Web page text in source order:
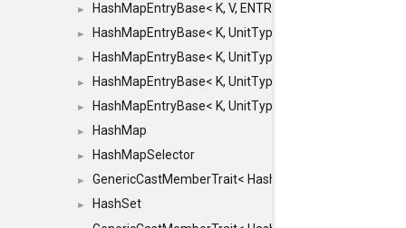
► HashMapEntryBase< K, V, ENTRY_HANDLER,
► HashMapEntryBase< K, UnitType, ENTRY_HANDLER,
► HashMapEntryBase< K, UnitType, ENTRY_HANDLER,
► HashMapEntryBase< K, UnitType, ENTRY_HANDLER,
► HashMapEntryBase< K, UnitType, ENTRY_HANDLER,
► HashMap
► HashMapSelector
► GenericCastMemberTrait< HashMap< K_TO, V_TO >,
►
HashSet